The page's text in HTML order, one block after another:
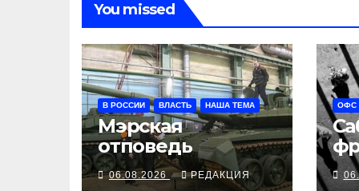
You missed
В РОССИИ ВЛАСТЬ НАША ТЕМА
Мэрская
отповедь
06.08.2026 РЕДАКЦИЯ
ОФС